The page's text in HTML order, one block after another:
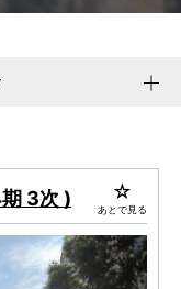
3次 ) あとで見る